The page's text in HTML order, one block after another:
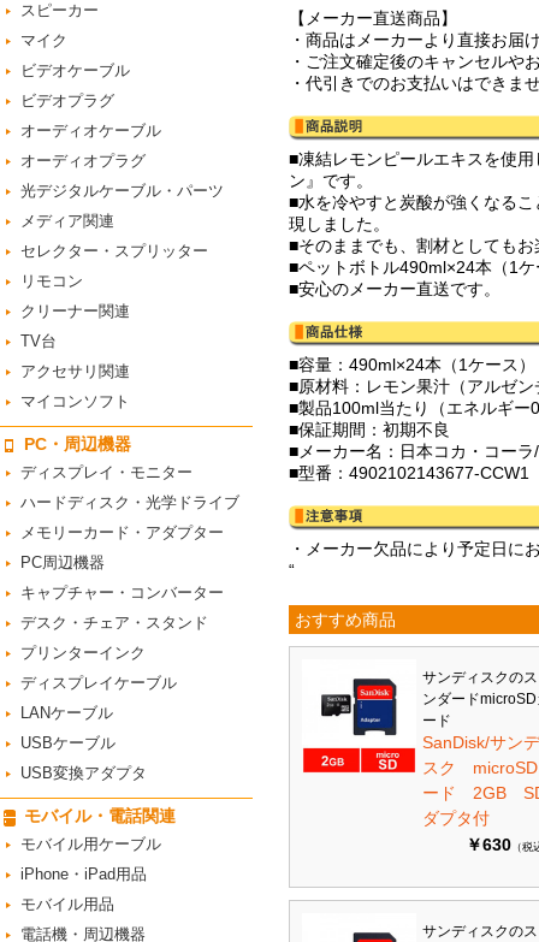
スピーカー
マイク
ビデオケーブル
ビデオプラグ
オーディオケーブル
オーディオプラグ
光デジタルケーブル・パーツ
メディア関連
セレクター・スプリッター
リモコン
クリーナー関連
TV台
アクセサリ関連
マイコンソフト
PC・周辺機器
ディスプレイ・モニター
ハードディスク・光学ドライブ
メモリーカード・アダプター
PC周辺機器
キャプチャー・コンバーター
デスク・チェア・スタンド
プリンターインク
ディスプレイケーブル
LANケーブル
USBケーブル
USB変換アダプタ
モバイル・電話関連
モバイル用ケーブル
iPhone・iPad用品
モバイル用品
電話機・周辺機器
【メーカー直送商品】
・商品はメーカーより直接お届
・ご注文確定後のキャンセルや
・代引きでのお支払いはできま
■凍結レモンピールエキスを使
ン』です。
■水を冷やすと炭酸が強くなる
現しました。
■そのままでも、割材としても
■ペットボトル490ml×24本（1
■安心のメーカー直送です。
■容量：490ml×24本（1ケース）
■原材料：レモン果汁（アルゼ
■製品100ml当たり（エネルギ
■保証期間：初期不良
■メーカー名：日本コカ・コー
■型番：4902102143677-CCW1
・メーカー欠品により予定日に
“
おすすめ商品
サンディスクの
ンダード
ード
SanDisk/サン
スク
ード 2GB
ダプタ付
￥630 （税
サンディスクの